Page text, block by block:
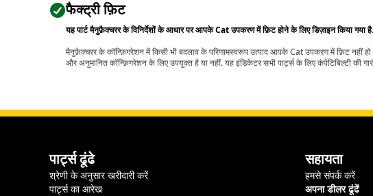
फैक्ट्री फ़िट
यह पार्ट मैनुफ़ैक्चरर के विनिर्देशों के आधार पर आपके Cat उपकरण में फ़िट होने के लिए डिज़ाइन किया गया है.
मैनुफ़ैक्चरर के कॉन्फ़िगरेशन में किसी भी बदलाव के परिणामस्वरूप उत्पाद आपके Cat उपकरण में फ़िट नहीं
और अनुमानित कॉन्फ़िगरेशन के लिए उपयुक्त है या नहीं. यह इंडिकेटर सभी पार्ट्स के लिए कंपेटिबिल्टी की
पार्ट्स ढूंढे
श्रेणी के अनुसार खरीदारी करें
पार्ट्स का आरेख
सहायता
हमसे संपर्क करें
अपना डीलर ढूंढें